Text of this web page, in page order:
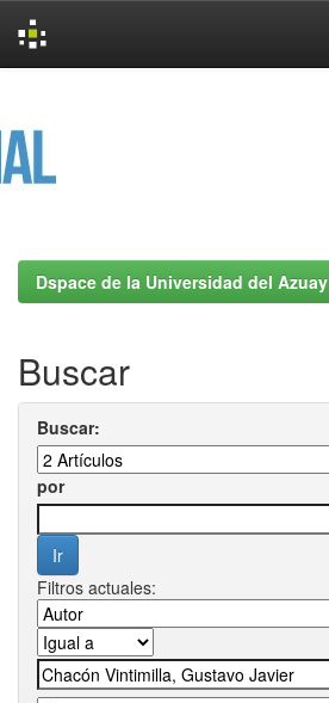
Dspace de la Universidad del Azuay
Buscar
Buscar:
por
Filtros actuales: